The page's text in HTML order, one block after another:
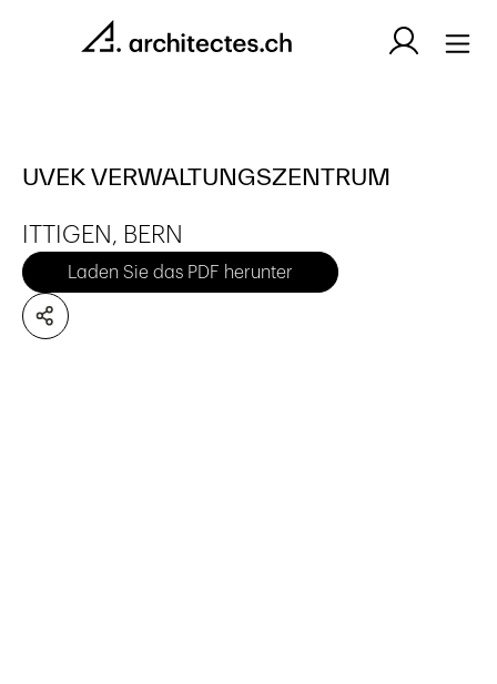
UVEK VERWALTUNGSZENTRUM
ITTIGEN, BERN
Laden Sie das PDF herunter